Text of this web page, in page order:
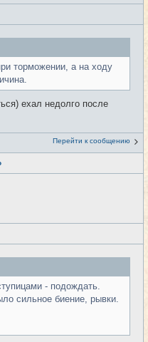
торможении, а на ходу
ехал недолго после
Перейти к сообщению
- подождать.
сильное биение, рывки.